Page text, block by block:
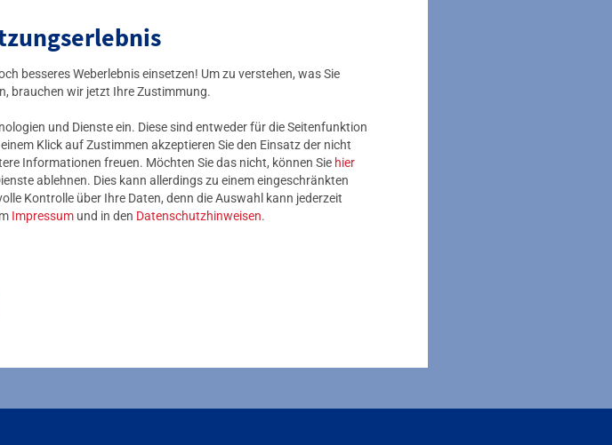
besseres Weberlebnis einsetzen! Um zu verstehen, was Sie
brauchen wir jetzt Ihre Zustimmung.
und Dienste ein. Diese sind entweder für die Seitenfunktion
Klick auf Zustimmen akzeptieren Sie den Einsatz der nicht
Informationen freuen. Möchten Sie das nicht, können Sie hier
ablehnen. Dies kann allerdings zu einem eingeschränkten
Kontrolle über Ihre Daten, denn die Auswahl kann jederzeit
Impressum und in den Datenschutzhinweisen.
auf REWE-Parkplätzen verteilen sich über das
Die größte Dichte an Mainova-Schnellladern auf
künftig 25 Standorten auf. Auch Rheinland-Pfalz ist
(NRM) war beim Aufbau des Lade-Netzes
liegt im Netzgebiet der NRM. So übernehmen die
Projektierung der jeweiligen Standorte und bereiten
und REWE starten Lade-Netz